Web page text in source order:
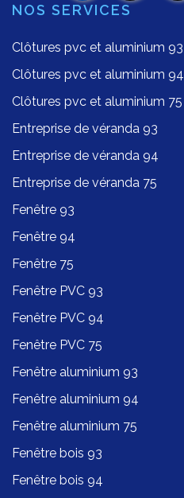
NOS SERVICES
Clôtures pvc et aluminium 93
Clôtures pvc et aluminium 94
Clôtures pvc et aluminium 75
Entreprise de véranda 93
Entreprise de véranda 94
Entreprise de véranda 75
Fenêtre 93
Fenêtre 94
Fenêtre 75
Fenêtre PVC 93
Fenêtre PVC 94
Fenêtre PVC 75
Fenêtre aluminium 93
Fenêtre aluminium 94
Fenêtre aluminium 75
Fenêtre bois 93
Fenêtre bois 94